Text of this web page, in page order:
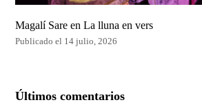
Magalí Sare en La lluna en vers
Publicado el 14 julio, 2026
Últimos comentarios